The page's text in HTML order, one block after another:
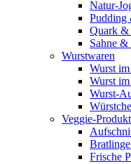
Natur-
Pudding
Quark &
Sahne
Wurstwaren
Wurst
Wurst
Wurst-
Veggie-
Frische